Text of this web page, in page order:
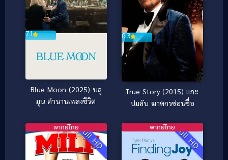
7.1
Blue Moon (2025) บลู
มูน ตำนานเพลงชีวิต
6.3
True Story (2015) แกะ
ปมลับ ฆาตกรซ่อนชื่อ
Full HD
พากย์ไทย Full HD
พากย์ไทย